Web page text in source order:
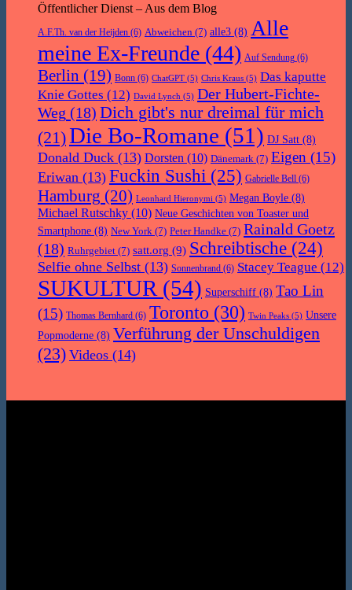
Öffentlicher Dienst – Aus dem Blog
A.F.Th. van der Heijden (6) Abweichen (7) alle3 (8) Alle
meine Ex-Freunde (44) Auf Sendung (6)
Berlin (19) Bonn (6) ChatGPT (5) Chris Kraus (5) Das kaputte
Knie Gottes (12) David Lynch (5) Der Hubert-Fichte-
Weg (18) Dich gibt's nur dreimal für mich
(21)Die Bo-Romane (51) DJ Satt (8)
Donald Duck (13) Dorsten (10) Dänemark (7) Eigen (15)
Eriwan (13) Fuckin Sushi (25) Gabrielle Bell (6)
Hamburg (20) Leonhard Hieronymi (5) Megan Boyle (8)
Michael Rutschky (10) Neue Geschichten von Toaster und
Smartphone (8) New York (7) Peter Handke (7) Rainald Goetz
(18) Ruhrgebiet (7) satt.org (9) Schreibtische (24)
Selfie ohne Selbst (13) Sonnenbrand (6) Stacey Teague (12)
SUKULTUR (54) Superschiff (8) Tao Lin
(15) Thomas Bernhard (6) Toronto (30) Twin Peaks (5) Unsere
Popmoderne (8) Verführung der Unschuldigen
(23) Videos (14)